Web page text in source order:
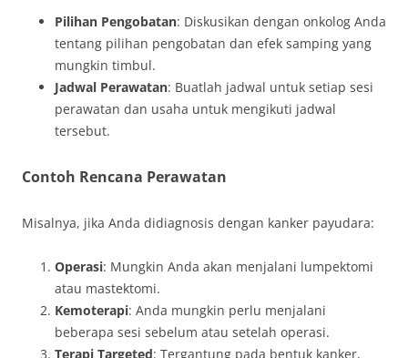
Pilihan Pengobatan: Diskusikan dengan onkolog Anda
tentang pilihan pengobatan dan efek samping yang
mungkin timbul.
Jadwal Perawatan: Buatlah jadwal untuk setiap sesi
perawatan dan usaha untuk mengikuti jadwal
tersebut.
Contoh Rencana Perawatan
Misalnya, jika Anda didiagnosis dengan kanker payudara:
Operasi: Mungkin Anda akan menjalani lumpektomi
atau mastektomi.
Kemoterapi: Anda mungkin perlu menjalani
beberapa sesi sebelum atau setelah operasi.
Terapi Targeted: Tergantung pada bentuk kanker,